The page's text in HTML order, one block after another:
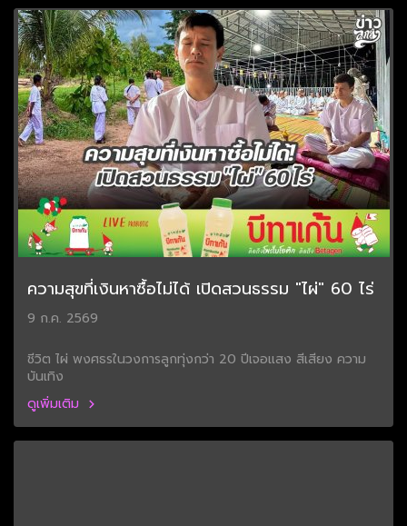
ความสุขที่เงินหาซื้อไม่ได้ เปิดสวนธรรม "ไผ่" 60 ไร่
9 ก.ค. 2569
ชีวิต ไผ่ พงศธรในวงการลูกทุ่งกว่า 20 ปีเจอแสง สีเสียง ความ
บันเทิง
ดูเพิ่มเติม